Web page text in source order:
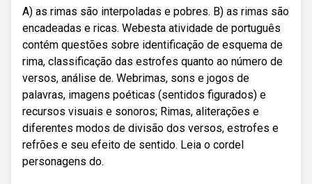
A) as rimas são interpoladas e pobres. B) as rimas são
encadeadas e ricas. Webesta atividade de português
contém questões sobre identificação de esquema de
rima, classificação das estrofes quanto ao número de
versos, análise de. Webrimas, sons e jogos de
palavras, imagens poéticas (sentidos figurados) e
recursos visuais e sonoros; Rimas, aliterações e
diferentes modos de divisão dos versos, estrofes e
refrões e seu efeito de sentido. Leia o cordel
personagens do.